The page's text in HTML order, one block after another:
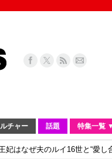
チャー 話題 特集一覧
はなぜ夫のルイ16世と“愛し